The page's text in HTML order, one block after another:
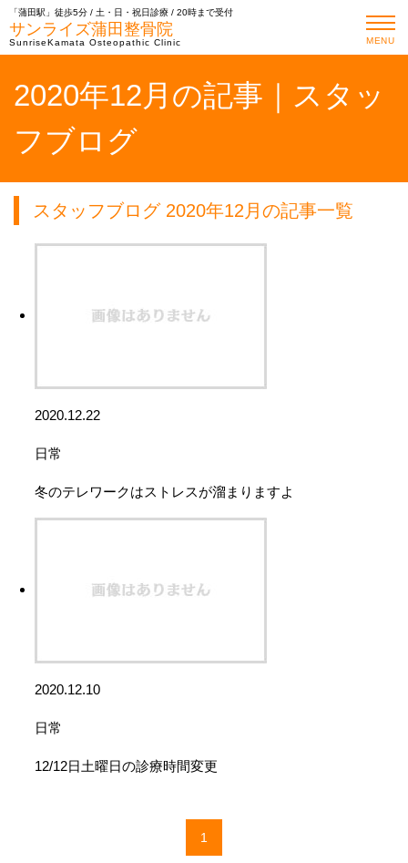
「蒲田駅」徒歩5分 / 土・日・祝日診療 / 20時まで受付
サンライズ蒲田整骨院
SunriseKamata Osteopathic Clinic MENU
2020年12月の記事｜スタッ
フブログ
スタッフブログ 2020年12月の記事一覧
2020.12.22
日常
冬のテレワークはストレスが溜まりますよ
2020.12.10
日常
12/12日土曜日の診療時間変更
1